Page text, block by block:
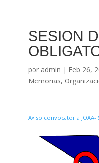
SESION
por admin | Feb 26,
Memorias,
Aviso convocatoria JOAA-